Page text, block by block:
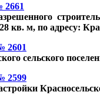
2661
кв. м, по адресу:
2601
сельского
2599